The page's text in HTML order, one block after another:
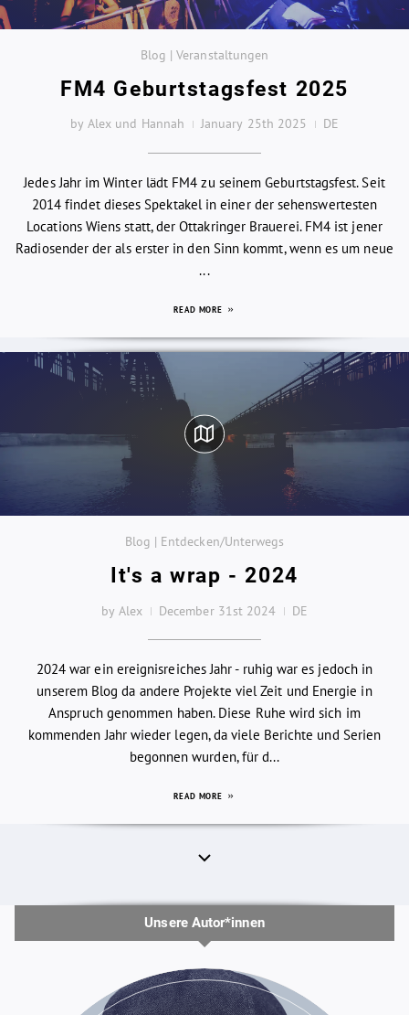
Blog | Veranstaltungen
FM4 Geburtstagsfest 2025
by Alex und Hannah January 25th 2025 DE
Jedes Jahr im Winter lädt FM4 zu seinem Geburtstagsfest. Seit
2014 findet dieses Spektakel in einer der sehenswertesten
Locations Wiens statt, der Ottakringer Brauerei. FM4 ist jener
Radiosender der als erster in den Sinn kommt, wenn es um neue
...
READ MORE
Blog | Entdecken/Unterwegs
It's a wrap - 2024
by Alex December 31st 2024 DE
2024 war ein ereignisreiches Jahr - ruhig war es jedoch in
unserem Blog da andere Projekte viel Zeit und Energie in
Anspruch genommen haben. Diese Ruhe wird sich im
kommenden Jahr wieder legen, da viele Berichte und Serien
begonnen wurden, für d...
READ MORE
Unsere Autor*innen